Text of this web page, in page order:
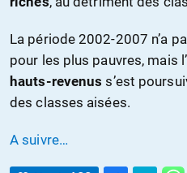
La période 2002-2007 n’a
pour les plus pauvres, mais
hauts-revenus s’est
des classes aisées.
A suivre…